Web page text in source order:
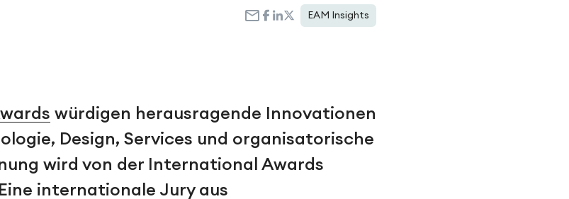
EAM Insights
würdigen herausragende Innovationen
Design, Services und organisatorische
wird von der International Awards
internationale Jury aus